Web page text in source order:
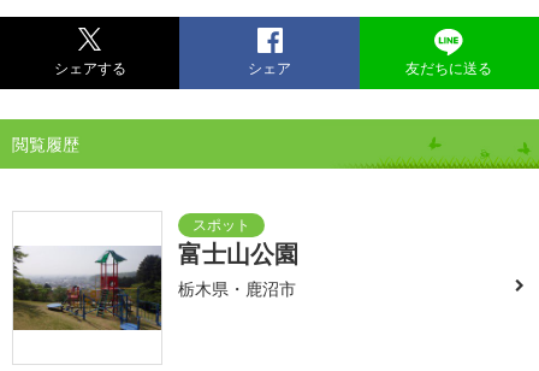
シェアする シェア 友だちに送る
閲覧履歴
富士山公園
栃木県・鹿沼市